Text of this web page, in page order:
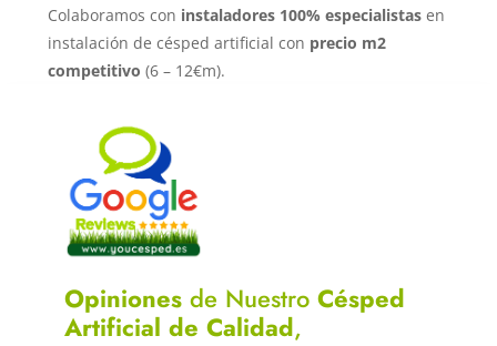
Colaboramos con instaladores 100% especialistasen
instalación de césped artificial con precio m2
competitivo (6 – 12€m).
Opiniones de NuestroCésped
Artificial de Calidad,